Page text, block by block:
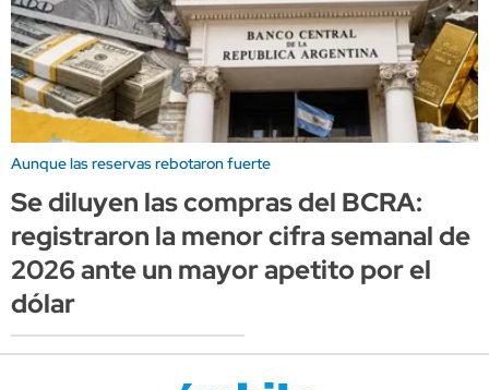
Aunque las reservas rebotaron fuerte
Se diluyen las compras del BCRA:
registraron la menor cifra semanal de
2026 ante un mayor apetito por el
dólar